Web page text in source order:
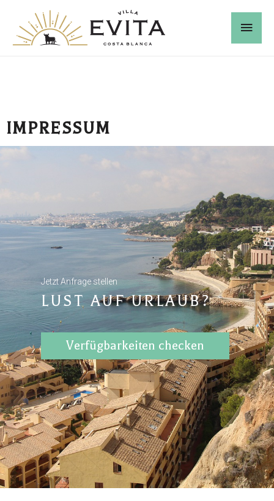
IMPRESSUM
Jetzt Anfrage stellen
LUST AUF URLAUB?
Verfügbarkeiten checken